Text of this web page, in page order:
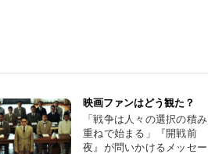
映画ファンはどう観た？
「戦争は人々の選択の積み
重ねで始まる」『開戦前
夜』が問いかけるメッセー